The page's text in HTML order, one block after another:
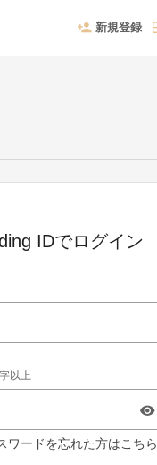
新規登録
IDでログイン
以上
ワードを忘れた方はこちら